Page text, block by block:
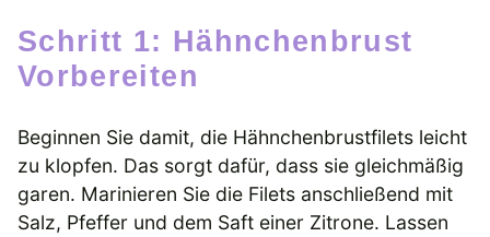
Schritt 1: Hähnchenbrust
Vorbereiten
Beginnen Sie damit, die Hähnchenbrustfilets leicht
zu klopfen. Das sorgt dafür, dass sie gleichmäßig
garen. Marinieren Sie die Filets anschließend mit
Salz, Pfeffer und dem Saft einer Zitrone. Lassen